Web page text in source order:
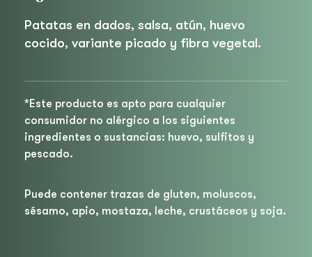
Patatas en dados, salsa, atún, huevo
cocido, variante picado y fibra vegetal.
*Este producto es apto para cualquier
consumidor no alérgico a los siguientes
ingredientes o sustancias: huevo, sulfitos y
pescado.
Puede contener trazas de gluten, moluscos,
sésamo, apio, mostaza, leche, crustáceos y soja.